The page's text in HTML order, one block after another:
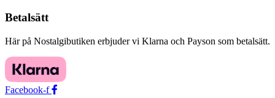
Betalsätt
Här på Nostalgibutiken erbjuder vi Klarna och Payson som betalsätt.
Facebook-f